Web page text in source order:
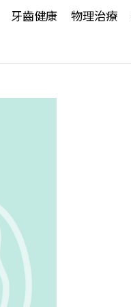
牙齒健康 物理治療